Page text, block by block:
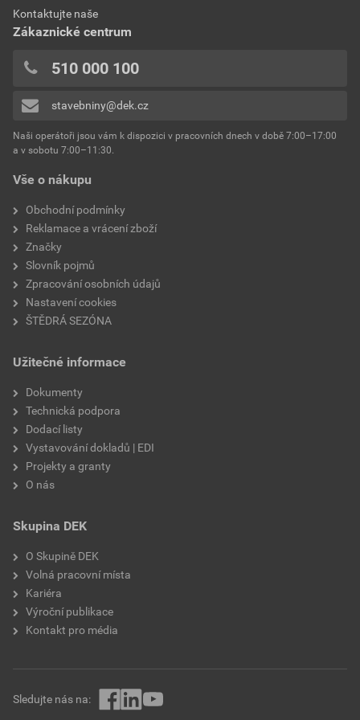
Dokumenty výrobce
Environmentální prohlášení výrobku
Stáhnout
Velikost
výrobce
typ
reakce na oheň
součinitel tepelné vodivosti0,8 W/mK
teplota zpracování
hmotnost
typ výrobku
faktor difuzního odporu
materiálová báze
Přidávat hodnocení může pouze přihlášený uživatel.
Vše o nákupu
Obchodní podmínky
Reklamace a vrácení zboží
Značky
Slovník pojmů
Zpracování osobních údajů
Nastavení cookies
ŠTĚDRÁ SEZÓNA
Užitečné informace
Dokumenty
Technická podpora
Dodací listy
Vystavování dokladů | EDI
Projekty a granty
O nás
Skupina DEK
O Skupině DEK
Volná pracovní místa
Kariéra
Výroční publikace
Kontakt pro média
Kontaktujte naše
Zákaznické centrum
510 000 100
stavebniny@dek.cz
Naši operátoři jsou vám k dispozici v pracovních dnech v době 7:00–17:00
a v sobotu 7:00–11:30.
Sledujte nás na: